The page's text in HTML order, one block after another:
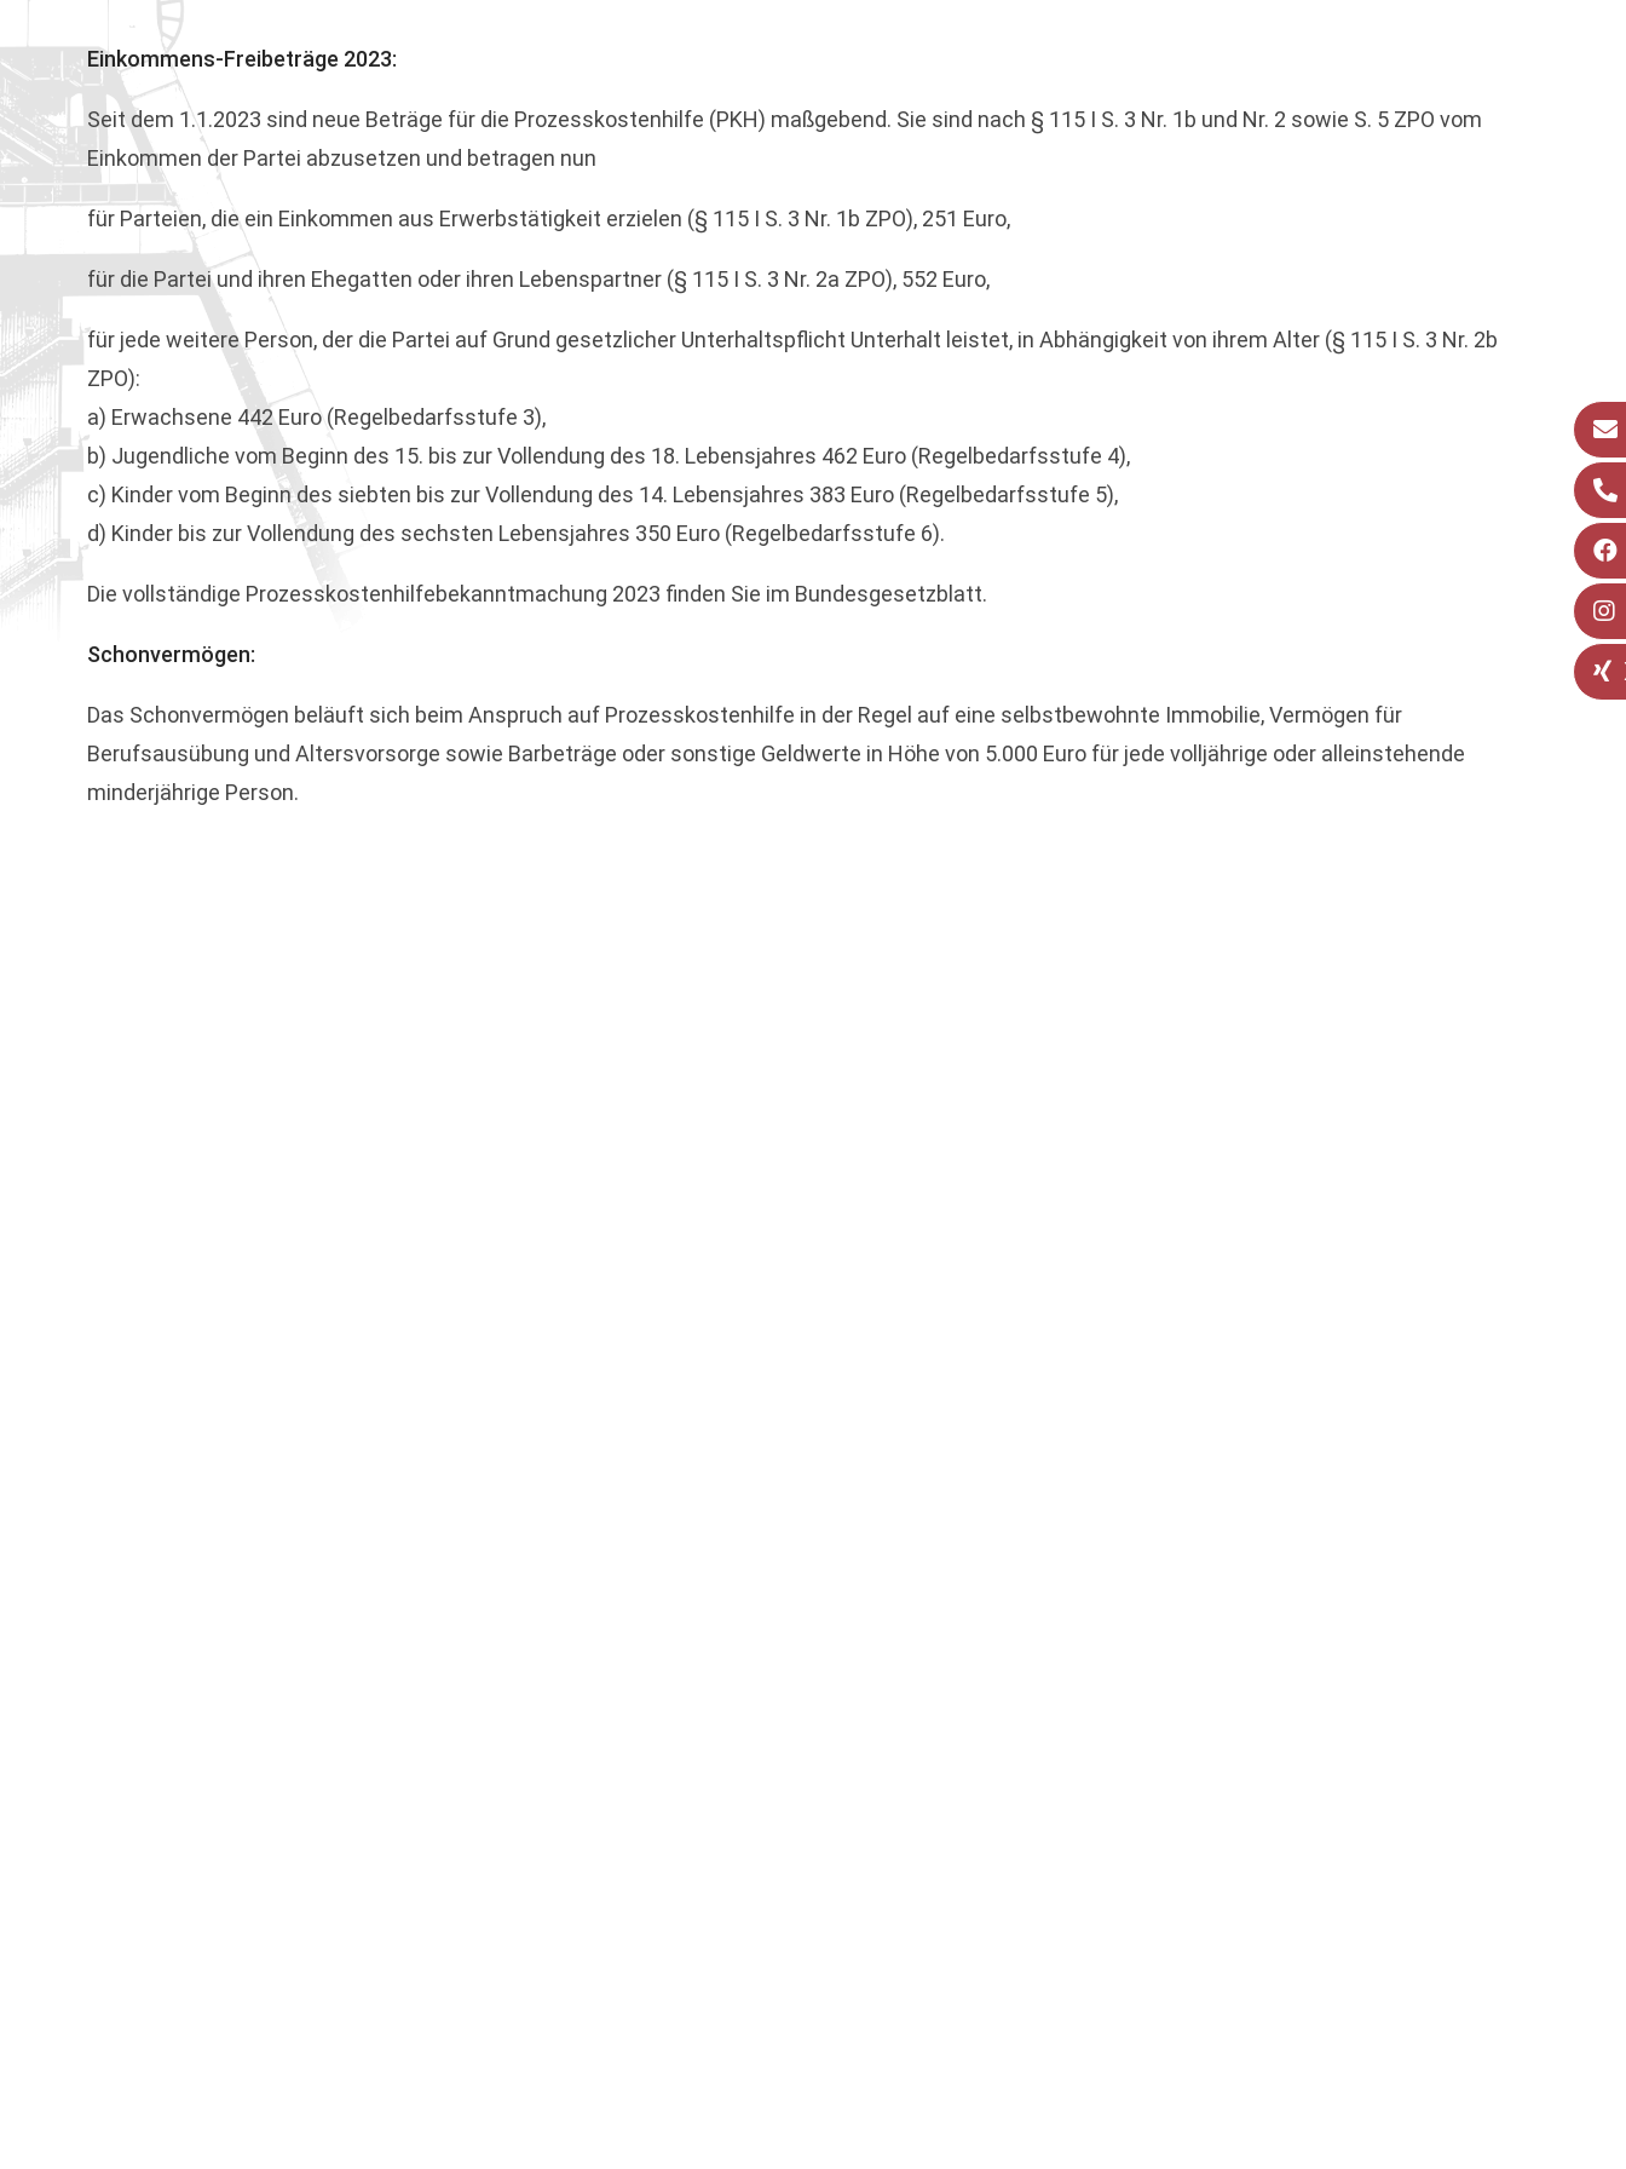
Einkommens-Freibeträge 2023:
Seit dem 1.1.2023 sind neue Beträge für die Prozesskostenhilfe (PKH) maßgebend. Sie sind nach § 115 I S. 3 Nr. 1b und Nr. 2 sowie S. 5 ZPO vom
Einkommen der Partei abzusetzen und betragen nun
für Parteien, die ein Einkommen aus Erwerbstätigkeit erzielen (§ 115 I S. 3 Nr. 1b ZPO), 251 Euro,
für die Partei und ihren Ehegatten oder ihren Lebenspartner (§ 115 I S. 3 Nr. 2a ZPO), 552 Euro,
für jede weitere Person, der die Partei auf Grund gesetzlicher Unterhaltspflicht Unterhalt leistet, in Abhängigkeit von ihrem Alter (§ 115 I S. 3 Nr. 2b
ZPO):
a) Erwachsene 442 Euro (Regelbedarfsstufe 3),
b) Jugendliche vom Beginn des 15. bis zur Vollendung des 18. Lebensjahres 462 Euro (Regelbedarfsstufe 4),
c) Kinder vom Beginn des siebten bis zur Vollendung des 14. Lebensjahres 383 Euro (Regelbedarfsstufe 5),
d) Kinder bis zur Vollendung des sechsten Lebensjahres 350 Euro (Regelbedarfsstufe 6).
Die vollständige Prozesskostenhilfebekanntmachung 2023 finden Sie im Bundesgesetzblatt.
Schonvermögen:
Das Schonvermögen beläuft sich beim Anspruch auf Prozesskostenhilfe in der Regel auf eine selbstbewohnte Immobilie, Vermögen für
Berufsausübung und Altersvorsorge sowie Barbeträge oder sonstige Geldwerte in Höhe von 5.000 Euro für jede volljährige oder alleinstehende
minderjährige Person.